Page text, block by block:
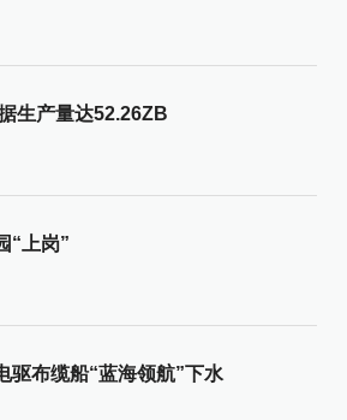
生产量达52.26ZB
“上岗”
驱布缆船“蓝海领航”下水